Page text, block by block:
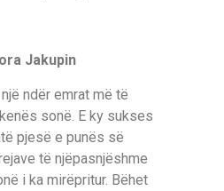
Jakupin
ndër emrat më të
sonë. E ky sukses
pjesë e punës së
të njëpasnjëshme
i ka mirëpritur. Bëhet